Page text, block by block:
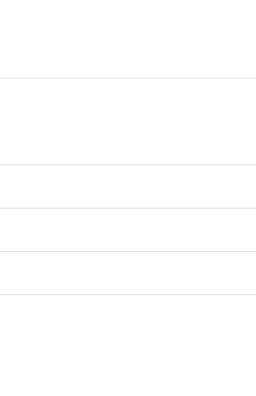
van de retour stort
bestelling is gedaan